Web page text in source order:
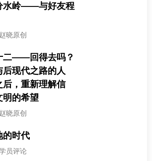
水岭——与好友程
赵晓原创
二——回得去吗？
现代之路的人
，重新理解信
明的希望
赵晓原创
的时代
员评论